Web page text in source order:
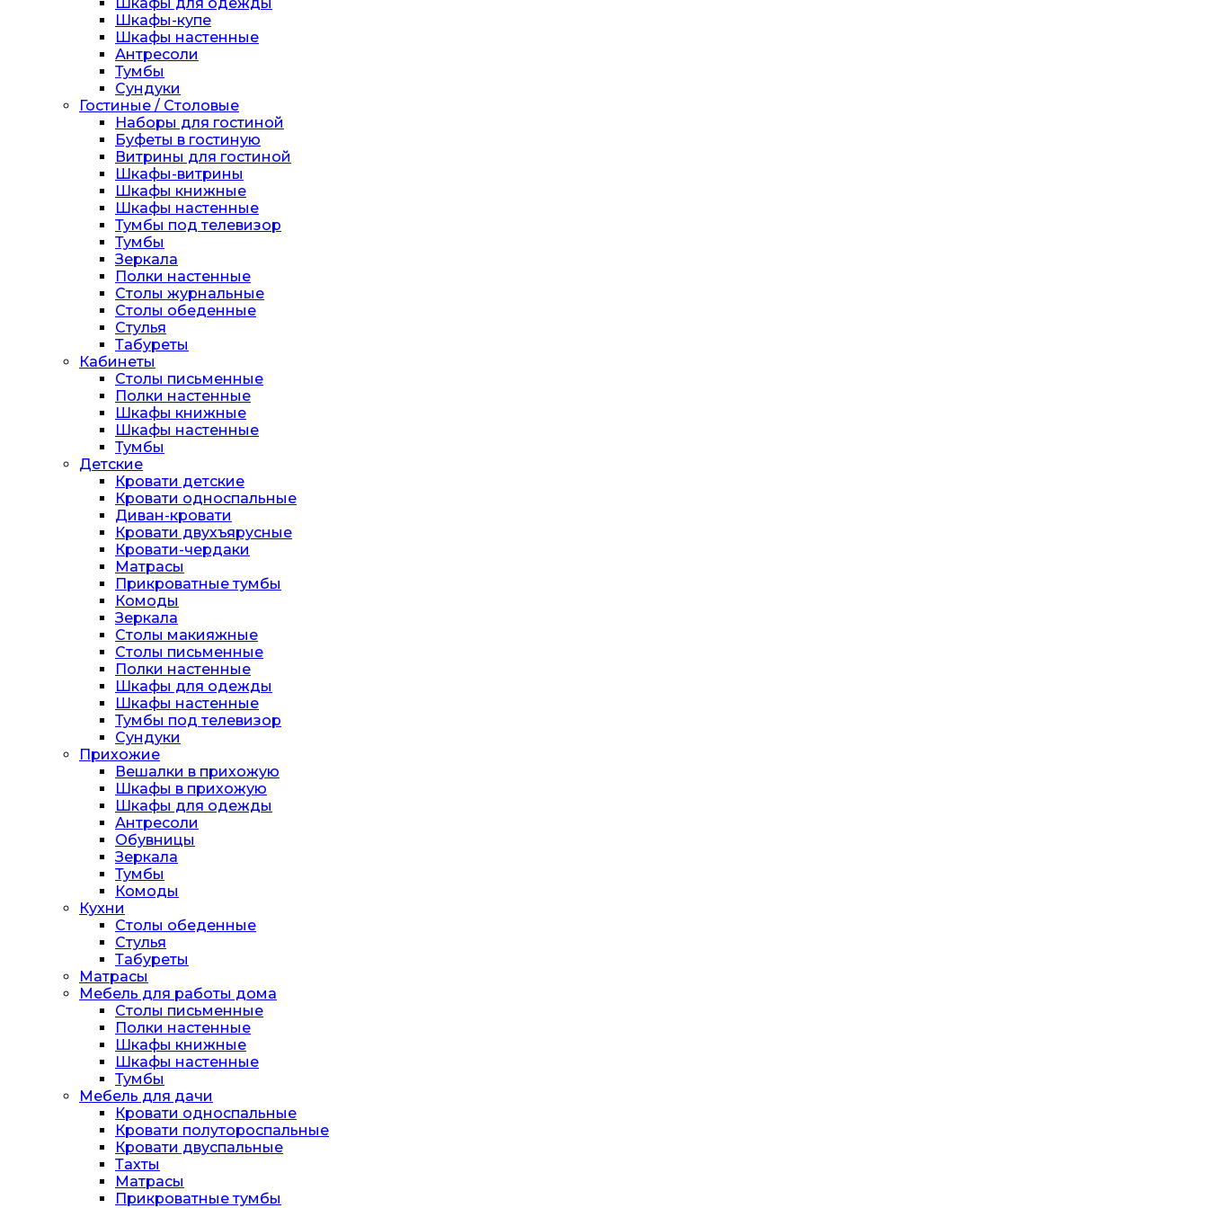
Шкафы-купе
Шкафы настенные
Антресоли
Тумбы
Сундуки
Гостиные / Столовые
Наборы для гостиной
Буфеты в гостиную
Витрины для гостиной
Шкафы-витрины
Шкафы книжные
Шкафы настенные
Тумбы под телевизор
Тумбы
Зеркала
Полки настенные
Столы журнальные
Столы обеденные
Стулья
Табуреты
Кабинеты
Столы письменные
Полки настенные
Шкафы книжные
Шкафы настенные
Тумбы
Детские
Кровати детские
Кровати односпальные
Диван-кровати
Кровати двухъярусные
Кровати-чердаки
Матрасы
Прикроватные тумбы
Комоды
Зеркала
Столы макияжные
Столы письменные
Полки настенные
Шкафы для одежды
Шкафы настенные
Тумбы под телевизор
Сундуки
Прихожие
Вешалки в прихожую
Шкафы в прихожую
Шкафы для одежды
Антресоли
Обувницы
Зеркала
Тумбы
Комоды
Кухни
Столы обеденные
Стулья
Табуреты
Матрасы
Мебель для работы дома
Столы письменные
Полки настенные
Шкафы книжные
Шкафы настенные
Тумбы
Мебель для дачи
Кровати односпальные
Кровати полутороспальные
Кровати двуспальные
Тахты
Матрасы
Прикроватные тумбы